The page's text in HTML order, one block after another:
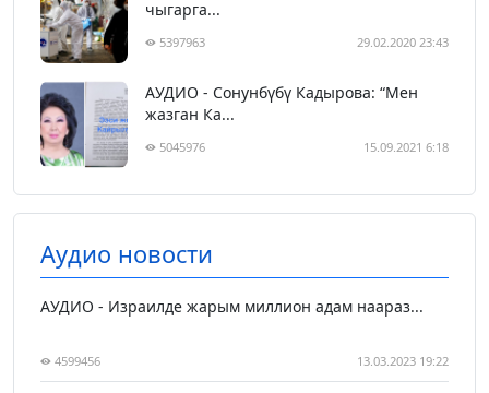
чыгарга...
5397963 29.02.2020 23:43
АУДИО - Сонунбүбү Кадырова: “Мен
жазган Ка...
5045976 15.09.2021 6:18
Аудио новости
АУДИО - Израилде жарым миллион адам наараз...
4599456 13.03.2023 19:22